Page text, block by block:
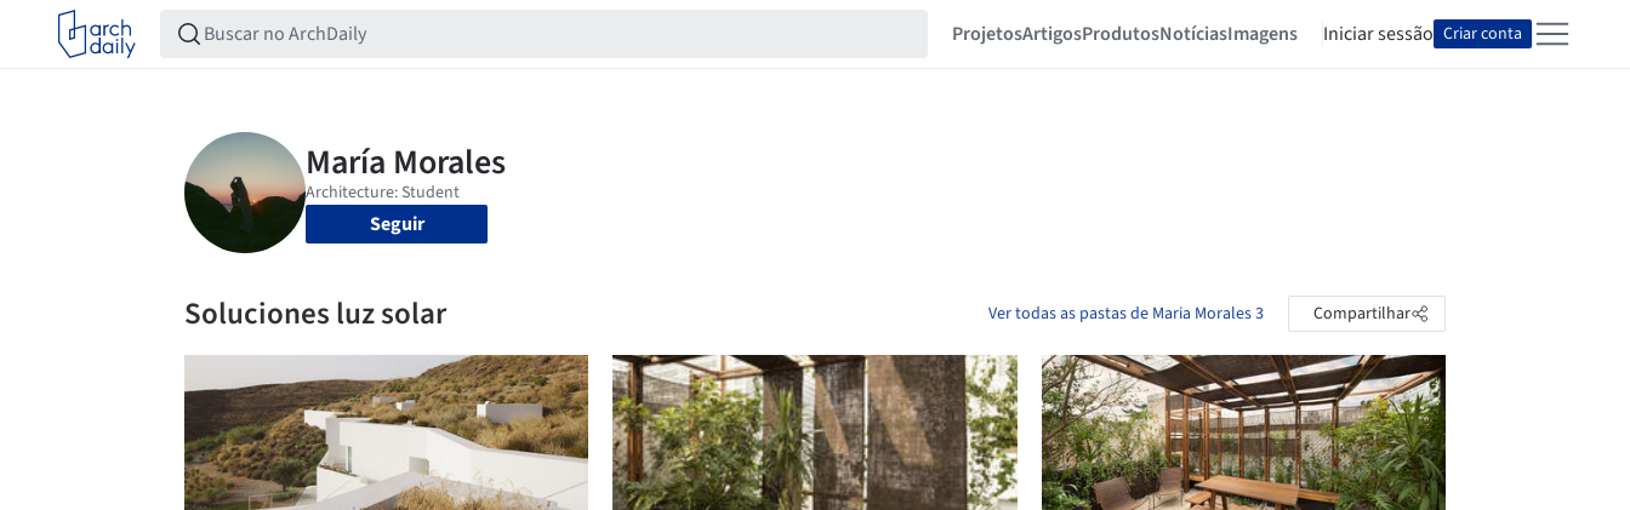
ProjetosArtigosProdutosNotíciasImagens Iniciar sessão Criar conta
Seguir
Soluciones luz solar Ver todas as pastas de Maria Morales 3 Compartilhar